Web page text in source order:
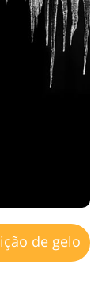
de gelo